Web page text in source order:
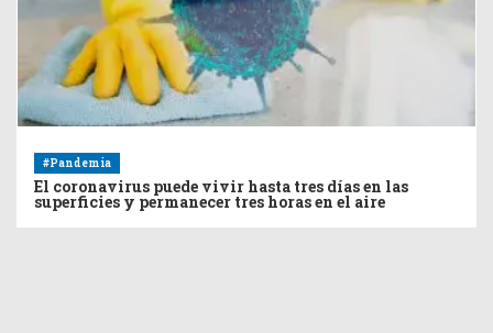
#Pandemia
El coronavirus puede vivir hasta tres días en las
superficies y permanecer tres horas en el aire